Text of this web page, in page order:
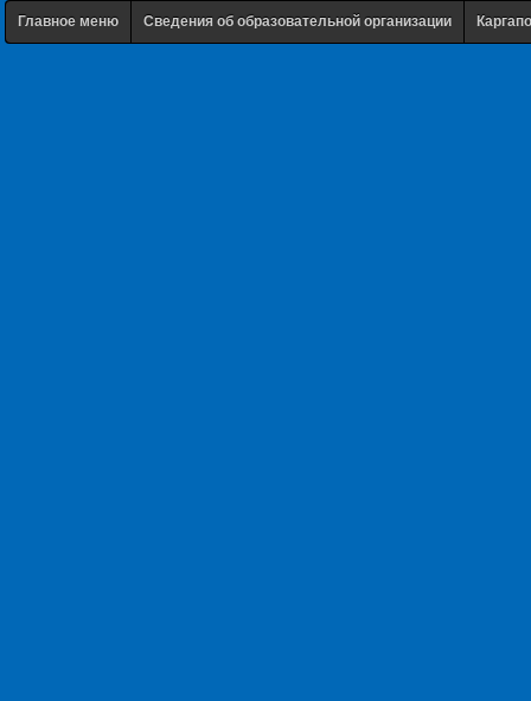
Главное меню Сведения об образовательной организации